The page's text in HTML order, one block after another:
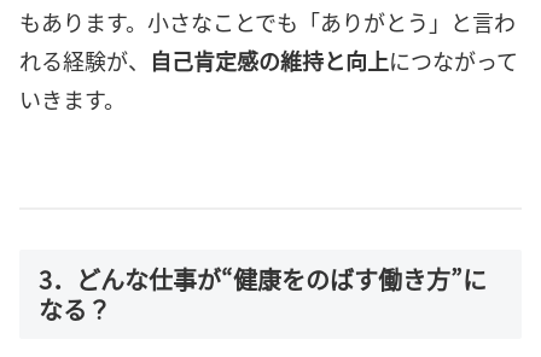
もあります。小さなことでも「ありがとう」と言わ
れる経験が、
自己肯定感の維持と向上につながって
いきます。
3．どんな仕事が“健康をのばす働き方”に
なる？